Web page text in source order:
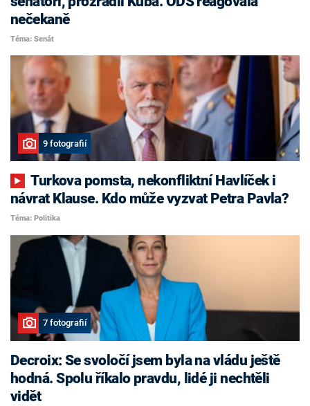
nečekaně
Téma: Senát
9 fotografií
Turkova pomsta, nekonfliktní Havlíček i
návrat Klause. Kdo může vyzvat Petra Pavla?
Téma: Politika
7 fotografií
Decroix: Se svoločí jsem byla na vládu ještě
hodná. Spolu říkalo pravdu, lidé ji nechtěli
vidět